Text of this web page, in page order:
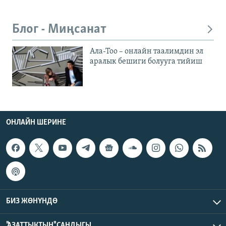
Блог - Миңсанат
Ала-Тоо – онлайн таалимдин эл
аралык бешиги болууга тийиш
ОНЛАЙН ШЕРИНЕ
БИЗ ЖӨНҮНДӨ